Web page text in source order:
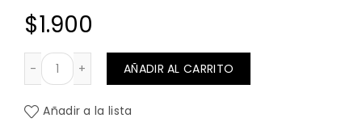
$1.900
CONECTOR CANNON HEMBRA 3 P METALICO CHASIS
AÑADIR AL CARRITO
Añadir a la lista